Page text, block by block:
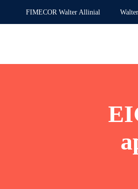
FIMECOR Walter Allinial